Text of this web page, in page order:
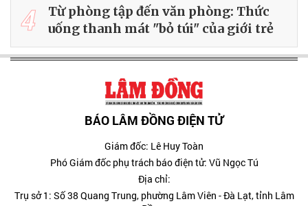
4
Từ phòng tập đến văn phòng: Thức
uống thanh mát "bỏ túi" của giới trẻ
BÁO LÂM ĐỒNG ĐIỆN TỬ
Giám đốc: Lê Huy Toàn
Phó Giám đốc phụ trách báo điện tử: Vũ Ngọc Tú
Địa chỉ:
Trụ sở 1: Số 38 Quang Trung, phường Lâm Viên - Đà Lạt, tỉnh Lâm